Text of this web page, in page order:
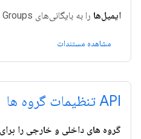
ایمیل‌ها را به بایگانی‌های Google Groups منتقل کنید.
مشاهده مستندات
API تنظیمات گروه ها
گروه های داخلی و خارجی را